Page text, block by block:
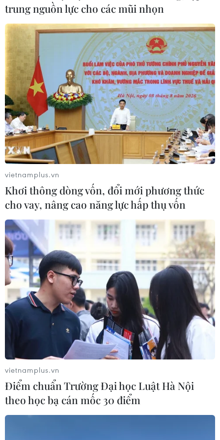
bản hoặc không được nhiều người biết tới, trong đó có
sử dụng nhiều tư liệu ảnh của TTXVN.
Tình hữu nghị đặc biệt - Kho báu vô giá
của dân tộc Việt Nam và Cuba
12/09/2023 08:01
Bất chấp khoảng cách địa lý, Cuba và Việt Nam vẫn
kiên trì nâng tầm mối quan hệ lịch sử bởi tình cảm giữa
hai dân tộc không mang tính chính trị mà là tình anh em
chân thật, xuất phát từ trái tim.
trung nguồn lực cho các mũi nhọn
vietnamplus.vn
Khơi thông dòng vốn, đổi mới phương thức
cho vay, nâng cao năng lực hấp thụ vốn
vietnamplus.vn
Điểm chuẩn Trường Đại học Luật Hà Nội
theo học bạ cán mốc 30 điểm